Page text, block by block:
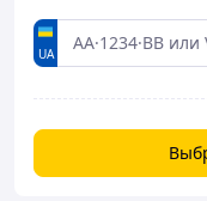
UA